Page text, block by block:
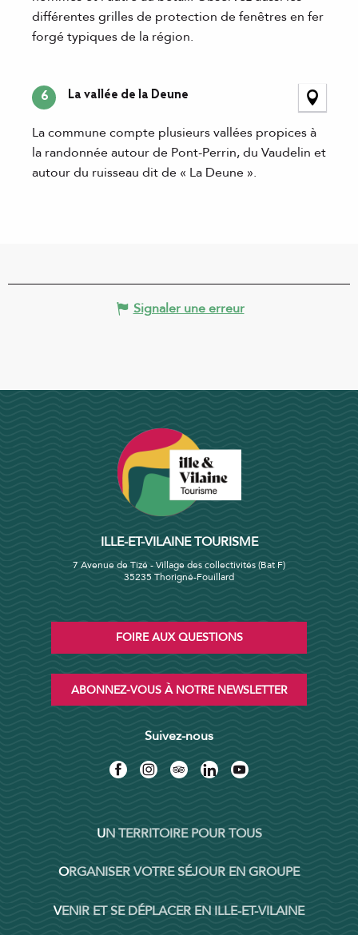
différentes grilles de protection de fenêtres en fer
forgé typiques de la région.
6 La vallée de la Deune
La commune compte plusieurs vallées propices à
la randonnée autour de Pont-Perrin, du Vaudelin et
autour du ruisseau dit de « La Deune ».
Signaler une erreur
ILLE-ET-VILAINE TOURISME
7 Avenue de Tizé - Village des collectivités (Bat F)
35235 Thorigné-Fouillard
FOIRE AUX QUESTIONS
ABONNEZ-VOUS À NOTRE NEWSLETTER
Suivez-nous
UN TERRITOIRE POUR TOUS
ORGANISER VOTRE SÉJOUR EN GROUPE
VENIR ET SE DÉPLACER EN ILLE-ET-VILAINE